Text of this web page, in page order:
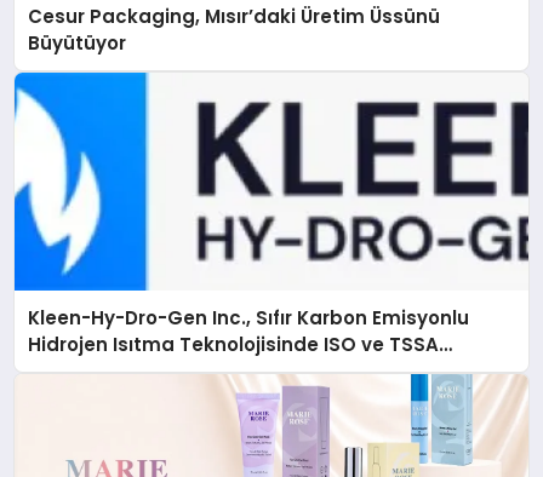
Cesur Packaging, Mısır’daki Üretim Üssünü
Büyütüyor
Kleen-Hy-Dro-Gen Inc., Sıfır Karbon Emisyonlu
Hidrojen Isıtma Teknolojisinde ISO ve TSSA
Düzenleyici Onaylarını Aldı